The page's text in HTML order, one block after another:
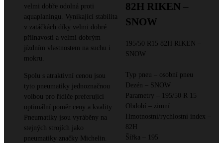
velmi dobře odolná proti
aquaplaningu. Vynikající stabilita
v zatáčkách díky velmi dobré
přilnavosti a velmi dobrým
jízdním vlastnostem na suchu i
mokru.
Spolu s atraktivní cenou jsou
tyto pneumatiky jednoznačnou
volbou pro řidiče preferující
optimální poměr ceny a kvality.
Pneumatiky jsou vyráběny na
stejných strojích jako
pneumatiky značky Michelin.
82H RIKEN –
SNOW
195/50 R15 82H RIKEN –
SNOW
Typ pneu – osobní pneu
Dezén – SNOW
Parametry – 195/50 R 15
Období – zimní
Hmotnostní/rychlostní index –
82H
Šířka – 195